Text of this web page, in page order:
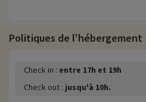
Politiques de l'hébergement
Check in : entre 17h et 19h
Check out : jusqu'à 10h.